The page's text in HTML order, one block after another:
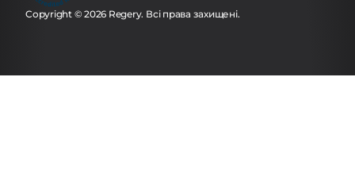
Copyright © 2026 Regery. Всі права захищені.